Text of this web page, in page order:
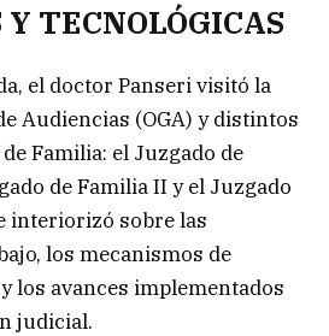
TECNOLÓGICAS
el doctor Panseri visitó la
Audiencias (OGA) y distintos
Familia: el Juzgado de
de Familia II y el Juzgado
interiorizó sobre las
los mecanismos de
los avances implementados
judicial.